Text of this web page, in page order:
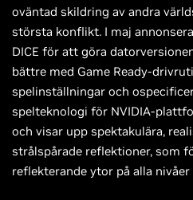
oväntad skildring av andra
största konflikt. I maj
DICE för att göra
bättre med Game Ready-
spelinställningar och
spelteknologi för NVIDIA-
och visar upp spektakulära,
strålspårade reflektioner, som
reflekterande ytor på alla